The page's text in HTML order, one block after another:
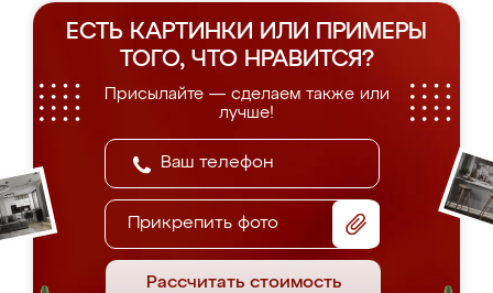
ЕСТЬ КАРТИНКИ ИЛИ ПРИМЕРЫ
ТОГО, ЧТО НРАВИТСЯ?
Присылайте — сделаем также или
лучше!
Прикрепить фото
Рассчитать стоимость